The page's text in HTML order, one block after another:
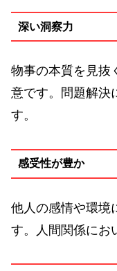
深い洞察力
物事の本質を見抜
意です。問題解決
す。
感受性が豊か
他人の感情や環境
す。人間関係にお